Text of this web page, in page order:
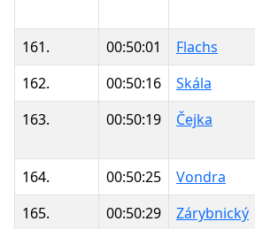
161. 00:50:01 Flachs
162.
00:50:16 Skála
163.
00:50:19 Čejka
164. 00:50:25 Vondra
165.
00:50:29 Zárybnický